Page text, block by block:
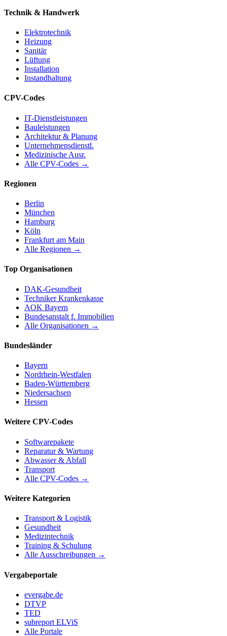
Technik & Handwerk
Elektrotechnik
Heizung
Sanitär
Lüftung
Installation
Instandhaltung
CPV-Codes
IT-Dienstleistungen
Bauleistungen
Architektur & Planung
Unternehmensdienstl.
Medizinische Ausr.
Alle CPV-Codes →
Regionen
Berlin
München
Hamburg
Köln
Frankfurt am Main
Alle Regionen →
Top Organisationen
DAK-Gesundheit
Techniker Krankenkasse
AOK Bayern
Bundesanstalt f. Immobilien
Alle Organisationen →
Bundesländer
Bayern
Nordrhein-Westfalen
Baden-Württemberg
Niedersachsen
Hessen
Weitere CPV-Codes
Softwarepakete
Reparatur & Wartung
Abwasser & Abfall
Transport
Alle CPV-Codes →
Weitere Kategorien
Transport & Logistik
Gesundheit
Medizintechnik
Training & Schulung
Alle Ausschreibungen →
Vergabeportale
evergabe.de
DTVP
TED
subreport ELViS
Alle Portale